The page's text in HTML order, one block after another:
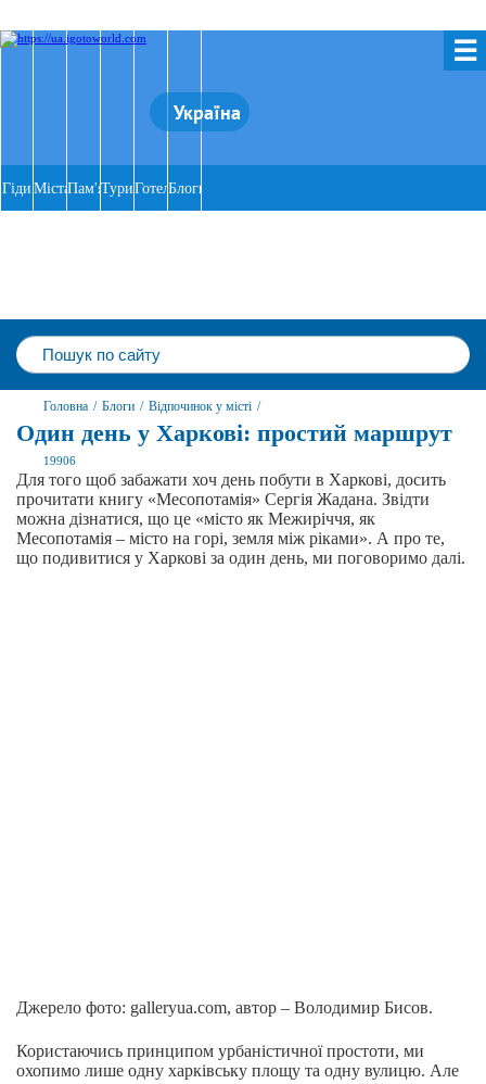
☰
Україна
Гіди МістаПам'ятки
ТуриГотеліБлоги
Головна / Блоги / Відпочинок у місті /
Один день у Харкові: простий маршрут
19906
Для того щоб забажати хоч день побути в Харкові, досить
прочитати книгу «Месопотамія» Сергія Жадана. Звідти
можна дізнатися, що це «місто як Межиріччя, як
Месопотамія – місто на горі, земля між ріками». А про те,
що подивитися у Харкові за один день, ми поговоримо далі.
Джерело фото: galleryua.com, автор – Володимир Бисов.
Користаючись принципом урбаністичної простоти, ми
охопимо лише одну харківську площу та одну вулицю. Але